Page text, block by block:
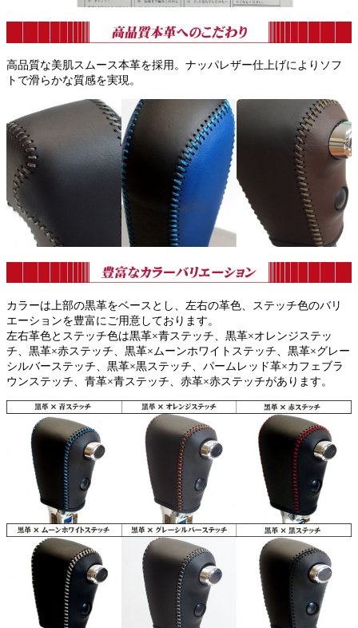
高品質な美肌スムース本革を採用。ナッパレザー仕上げによりソフ
トで滑らかな質感を実現。
カラーは上部の黒革をベースとし、左右の革色、ステッチ色のバリ
エーションを豊富にご用意しております。
左右革色とステッチ色は黒革×青ステッチ、黒革×オレンジステッ
チ、黒革×赤ステッチ、黒革×ムーンホワイトステッチ、黒革×グレー
シルバーステッチ、黒革×黒ステッチ、パームレッド革×カフェブラ
ウンステッチ、青革×青ステッチ、赤革×赤ステッチがあります。